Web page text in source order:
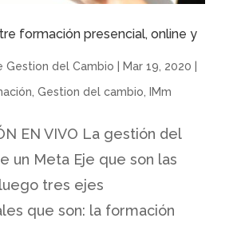
formación presencial, online y
Gestion del Cambio Mar 19, 2020
Gestion del cambio IMm
EN VIVO La gestión del
un Meta Eje que son las
tres ejes
que son: la formación